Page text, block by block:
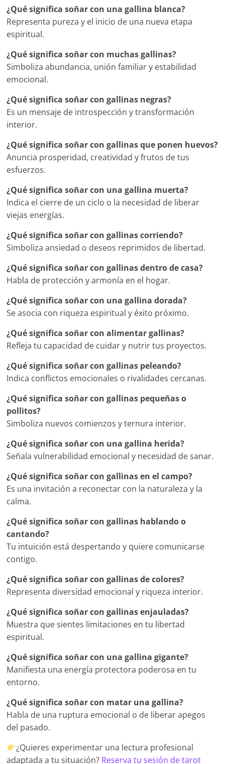
¿Qué significa soñar con una gallina blanca?
Representa pureza y el inicio de una nueva etapa
espiritual.
¿Qué significa soñar con muchas gallinas?
Simboliza abundancia, unión familiar y estabilidad
emocional.
¿Qué significa soñar con gallinas negras?
Es un mensaje de introspección y transformación
interior.
¿Qué significa soñar con gallinas que ponen huevos?
Anuncia prosperidad, creatividad y frutos de tus
esfuerzos.
¿Qué significa soñar con una gallina muerta?
Indica el cierre de un ciclo o la necesidad de liberar
viejas energías.
¿Qué significa soñar con gallinas corriendo?
Simboliza ansiedad o deseos reprimidos de libertad.
¿Qué significa soñar con gallinas dentro de casa?
Habla de protección y armonía en el hogar.
¿Qué significa soñar con una gallina dorada?
Se asocia con riqueza espiritual y éxito próximo.
¿Qué significa soñar con alimentar gallinas?
Refleja tu capacidad de cuidar y nutrir tus proyectos.
¿Qué significa soñar con gallinas peleando?
Indica conflictos emocionales o rivalidades cercanas.
¿Qué significa soñar con gallinas pequeñas o
pollitos?
Simboliza nuevos comienzos y ternura interior.
¿Qué significa soñar con una gallina herida?
Señala vulnerabilidad emocional y necesidad de sanar.
¿Qué significa soñar con gallinas en el campo?
Es una invitación a reconectar con la naturaleza y la
calma.
¿Qué significa soñar con gallinas hablando o
cantando?
Tu intuición está despertando y quiere comunicarse
contigo.
¿Qué significa soñar con gallinas de colores?
Representa diversidad emocional y riqueza interior.
¿Qué significa soñar con gallinas enjauladas?
Muestra que sientes limitaciones en tu libertad
espiritual.
¿Qué significa soñar con una gallina gigante?
Manifiesta una energía protectora poderosa en tu
entorno.
¿Qué significa soñar con matar una gallina?
Habla de una ruptura emocional o de liberar apegos
del pasado.
¿Quieres experimentar una lectura profesional
adaptada a tu situación? Reserva tu sesión de tarot